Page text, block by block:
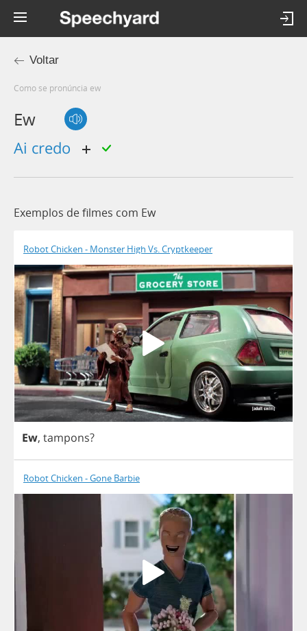
Voltar
Como se pronúncia ew
Ew
ai credo
Exemplos de filmes com Ew
Robot Chicken - Monster High Vs. Cryptkeeper
Ew, tampons?
Robot Chicken - Gone Barbie